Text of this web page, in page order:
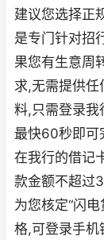
建议您选择正
是专门针对招
果您有生意周
求,无需提供
料,只需登录我
最快60秒即可
在我行的借记
款金额不超过
为您核定“闪
格,可登录手机